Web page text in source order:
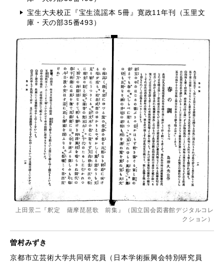
宝生大夫校正『宝生流謡本 5冊』寛政11年刊（玉里文
庫・天の部35番493）
上田景二『釈定 薩摩琵琶歌 前集』（国立国会図書館デジタルコレ
クション）
曽村みずき
京都市立芸術大学共同研究員（日本学術振興会特別研究員